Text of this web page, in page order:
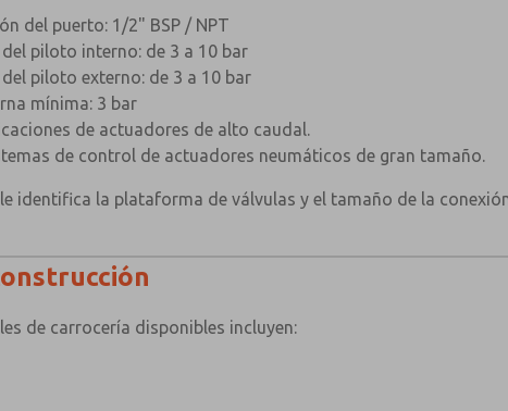
del puerto: 1/2" BSP / NPT
piloto interno: de 3 a 10 bar
piloto externo: de 3 a 10 bar
mínima: 3 bar
de actuadores de alto caudal.
de control de actuadores neumáticos de gran tamaño.
identifica la plataforma de válvulas y el tamaño de la
de carrocería disponibles incluyen: